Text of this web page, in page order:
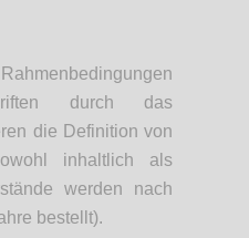
durch das
die Definition von
inhaltlich als
werden nach
bestellt).